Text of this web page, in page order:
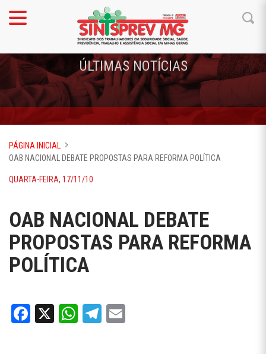
ÚLTIMAS NOTÍCIAS
PÁGINA INICIAL
OAB NACIONAL DEBATE PROPOSTAS PARA REFORMA POLÍTICA
QUARTA-FEIRA, 17/11/10
OAB NACIONAL DEBATE
PROPOSTAS PARA REFORMA
POLÍTICA
Facebook
X WhatsApp
Telegram